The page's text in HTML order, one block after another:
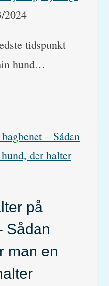
2024
tidspunkt
hund…
på
Sådan
man en